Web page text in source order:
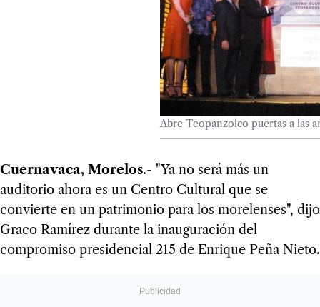
Abre Teopanzolco puertas a las
Cuernavaca, Morelos.- "Ya no será más un
auditorio ahora es un Centro Cultural que se
convierte en un patrimonio para los morelenses", dijo
Graco Ramírez durante la inauguración del
compromiso presidencial 215 de Enrique Peña Nieto.